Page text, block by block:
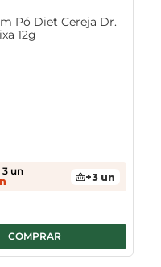
Pó Diet Cereja Dr.
12g
3 un
+3 un